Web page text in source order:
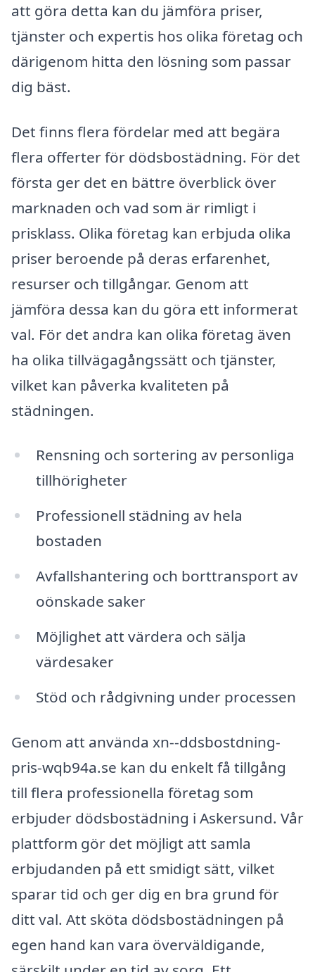
att göra detta kan du jämföra priser,
tjänster och expertis hos olika företag och
därigenom hitta den lösning som passar
dig bäst.
Det finns flera fördelar med att begära
flera offerter för dödsbostädning. För det
första ger det en bättre överblick över
marknaden och vad som är rimligt i
prisklass. Olika företag kan erbjuda olika
priser beroende på deras erfarenhet,
resurser och tillgångar. Genom att
jämföra dessa kan du göra ett informerat
val. För det andra kan olika företag även
ha olika tillvägagångssätt och tjänster,
vilket kan påverka kvaliteten på
städningen.
Rensning och sortering av personliga
tillhörigheter
Professionell städning av hela
bostaden
Avfallshantering och borttransport av
oönskade saker
Möjlighet att värdera och sälja
värdesaker
Stöd och rådgivning under processen
Genom att använda xn--ddsbostdning-
pris-wqb94a.se kan du enkelt få tillgång
till flera professionella företag som
erbjuder dödsbostädning i Askersund. Vår
plattform gör det möjligt att samla
erbjudanden på ett smidigt sätt, vilket
sparar tid och ger dig en bra grund för
ditt val. Att sköta dödsbostädningen på
egen hand kan vara överväldigande,